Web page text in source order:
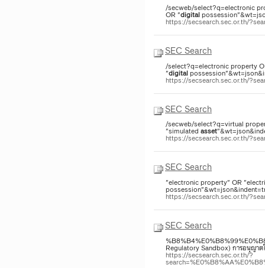
/secweb/select?q=electronic
OR "digital
https://secsearch.sec.or.th/
SEC Search
/select?q=electronic property
"digital
https://secsearch.sec.or.th/
SEC Search
/secweb/select?q=virtual
"simulated asset
https://secsearch.sec.or.th/
SEC Search
"electronic property" OR
https://secsearch.sec.or.th/
SEC Search
Regulatory Sandbox) การอนุญาต
https://secsearch.sec.or.th/?